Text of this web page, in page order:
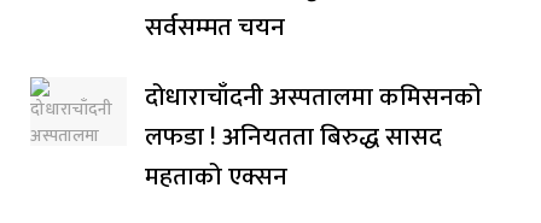
सर्वसम्मत चयन
दोधाराचाँदनी अस्पतालमा कमिसनको
लफडा ! अनियतता बिरुद्ध सासद
महताको एक्सन